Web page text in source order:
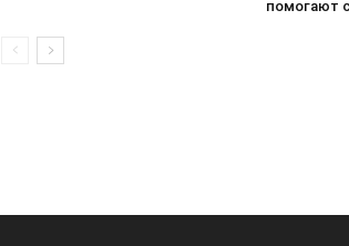
помогают